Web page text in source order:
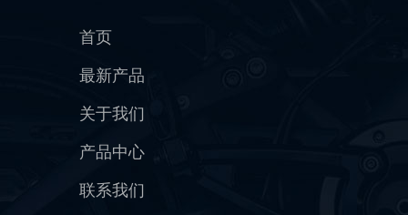
首页
最新产品
关于我们
产品中心
联系我们